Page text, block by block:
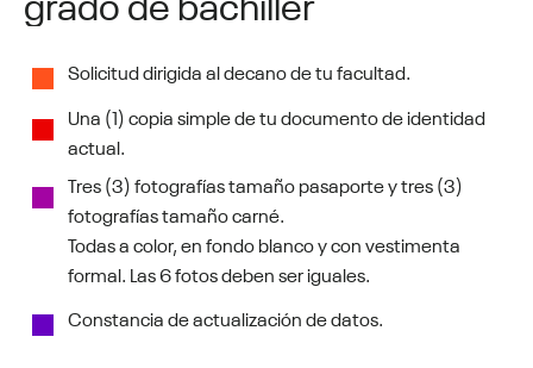
Solicitud dirigida al decano de tu facultad.
Una (1) copia simple de tu documento de identidad
actual.
Tres (3) fotografías tamaño pasaporte y tres (3)
fotografías tamaño carné.
Todas a color, en fondo blanco y con vestimenta
formal. Las 6 fotos deben ser iguales.
Constancia de actualización de datos.